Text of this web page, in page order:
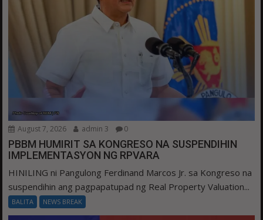
August 7, 2026 admin 3 0
PBBM HUMIRIT SA KONGRESO NA SUSPENDIHIN
IMPLEMENTASYON NG RPVARA
HINILING ni Pangulong Ferdinand Marcos Jr. sa Kongreso na
suspendihin ang pagpapatupad ng Real Property Valuation...
BALITA NEWS BREAK